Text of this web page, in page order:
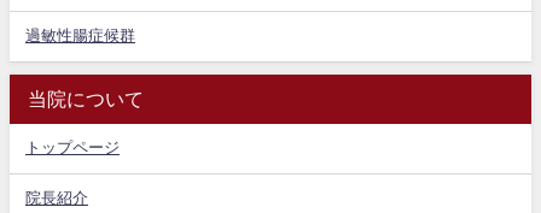
過敏性腸症候群
当院について
トップページ
院長紹介